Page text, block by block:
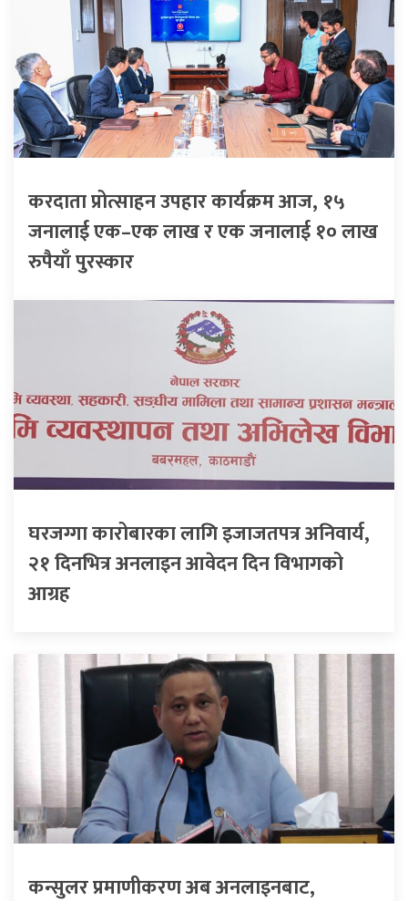
करदाता प्रोत्साहन उपहार कार्यक्रम आज, १५
जनालाई एक–एक लाख र एक जनालाई १० लाख
रुपैयाँ पुरस्कार
घरजग्गा कारोबारका लागि इजाजतपत्र अनिवार्य,
२१ दिनभित्र अनलाइन आवेदन दिन विभागको
आग्रह
कन्सुलर प्रमाणीकरण अब अनलाइनबाट,